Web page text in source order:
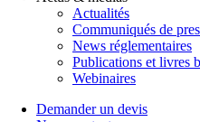
Actualités
Communiqués de
News réglementaires
Publications et livres
Webinaires
Demander un devis